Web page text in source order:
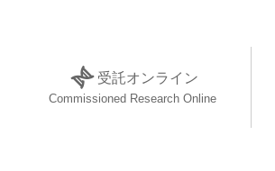
受託オンライン
Commissioned Research Online